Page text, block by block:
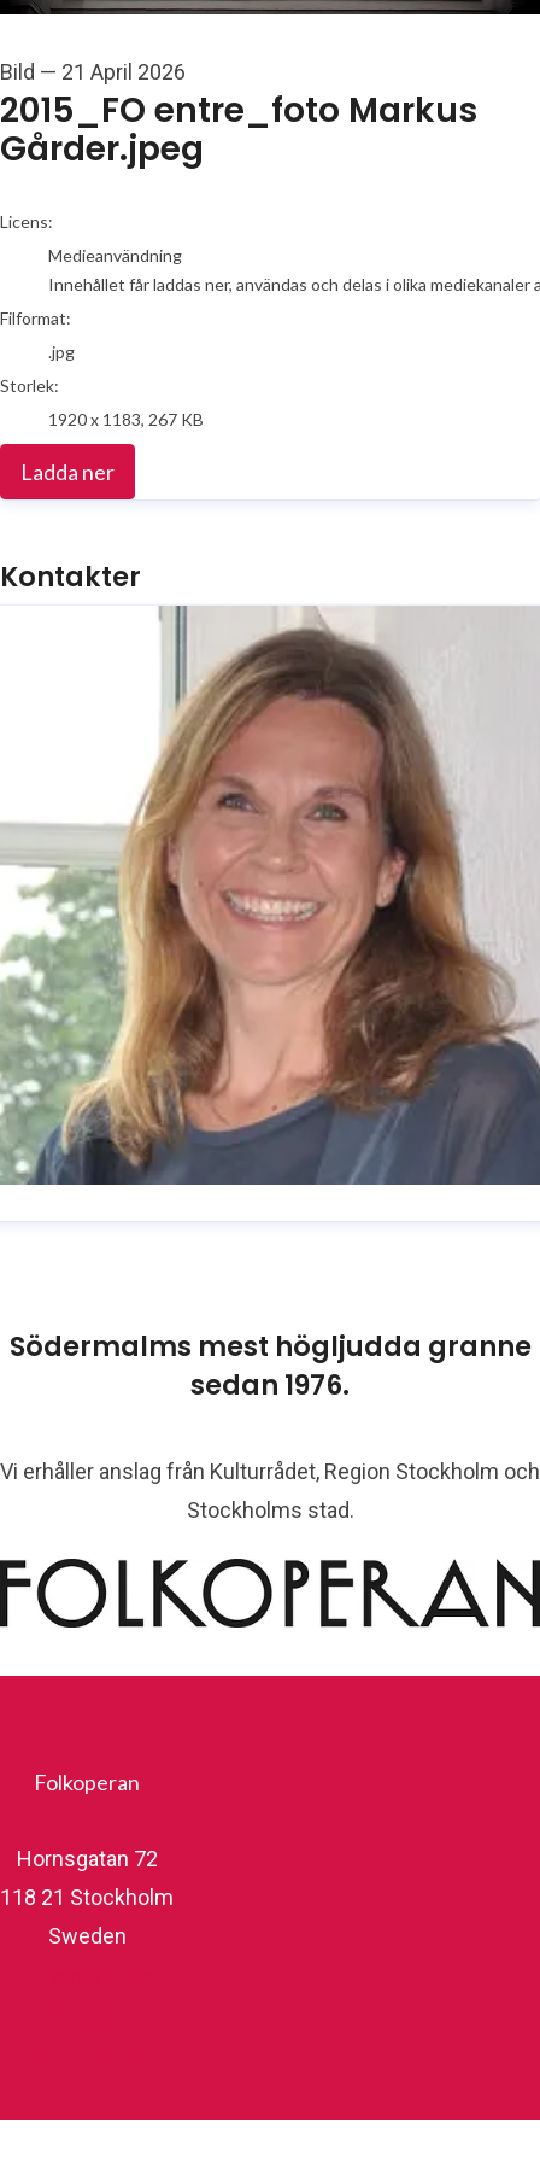
Bild — 21 April 2026
2015_FO entre_foto Markus
Gårder.jpeg
go to media item
Licens:
Medieanvändning
Innehållet får laddas ner, användas och delas i olika
Filformat:
.jpg
Storlek:
1920 x 1183, 267 KB
Ladda ner
Kontakter
Södermalms mest högljudda granne
sedan 1976.
Vi erhåller anslag från Kulturrådet, Region Stockholm och
Stockholms stad.
Folkoperan
Hornsgatan 72
118 21 Stockholm
Sweden